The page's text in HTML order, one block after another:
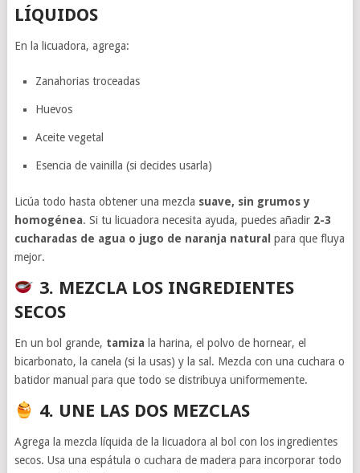
LÍQUIDOS
En la licuadora, agrega:
Zanahorias troceadas
Huevos
Aceite vegetal
Esencia de vainilla (si decides usarla)
Licúa todo hasta obtener una mezcla suave, sin grumos y
homogénea. Si tu licuadora necesita ayuda, puedes añadir 2-3
cucharadas de agua o jugo de naranja natural para que fluya
mejor.
3. MEZCLA LOS INGREDIENTES
SECOS
En un bol grande, tamiza la harina, el polvo de hornear, el
bicarbonato, la canela (si la usas) y la sal. Mezcla con una cuchara o
batidor manual para que todo se distribuya uniformemente.
4. UNE LAS DOS MEZCLAS
Agrega la mezcla líquida de la licuadora al bol con los ingredientes
secos. Usa una espátula o cuchara de madera para incorporar todo